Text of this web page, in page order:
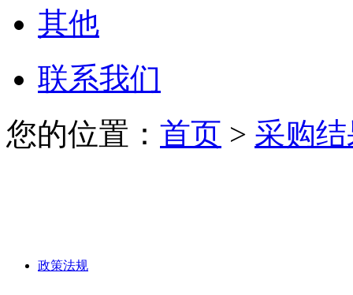
其他
联系我们
您的位置： 首页 > 采购
政策法规